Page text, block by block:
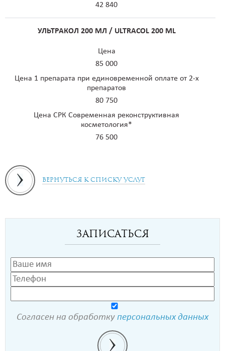
42 840
УЛЬТРАКОЛ 200 МЛ / ULTRACOL 200 ML
Цена
85 000
Цена 1 препарата при единовременной оплате от 2-х
препаратов
80 750
Цена СРК Современная реконструктивная
косметология*
76 500
Вернуться к списку услуг
Записаться
Согласен на обработку персональных данных